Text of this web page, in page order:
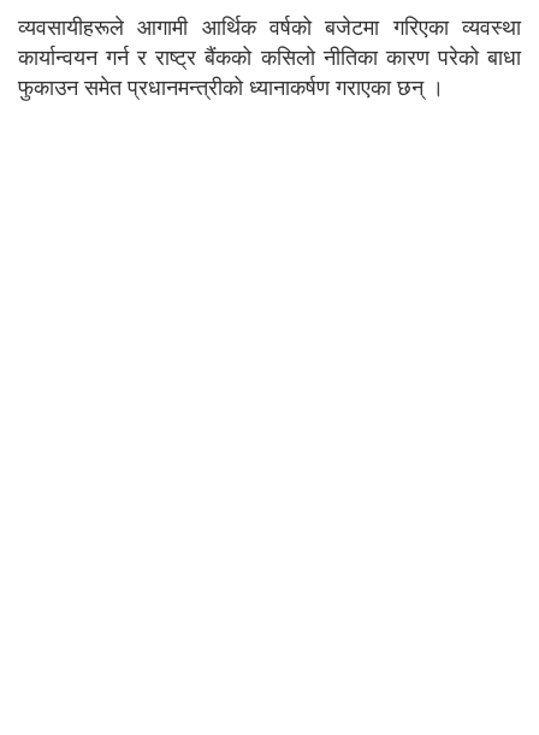
व्यवसायीहरूले आगामी आर्थिक वर्षको बजेटमा गरिएका व्यवस्था
कार्यान्वयन गर्न र राष्ट्र बैंकको कसिलो नीतिका कारण परेको बाधा
फुकाउन समेत प्रधानमन्त्रीको ध्यानाकर्षण गराएका छन् ।